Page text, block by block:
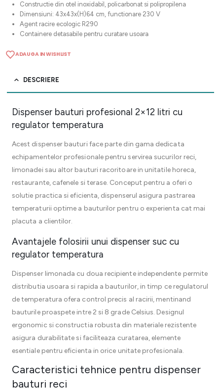
Constructie din otel inoxidabil, policarbonat si polipropilena
Dimensiuni: 43x43x(H)64 cm, functionare 230 V
Agent racire ecologic R290
Containere detasabile pentru curatare usoara
ADAUGA IN WISHLIST
DESCRIERE
Dispenser bauturi profesional 2×12 litri cu
regulator temperatura
Acest dispenser bauturi face parte din gama dedicata
echipamentelor profesionale pentru servirea sucurilor reci,
limonadei sau altor bauturi racoritoare in unitatile horeca,
restaurante, cafenele si terase. Conceput pentru a oferi o
solutie practica si eficienta, dispenserul asigura pastrarea
temperaturii optime a bauturilor pentru o experienta cat mai
placuta a clientilor.
Avantajele folosirii unui dispenser suc cu
regulator temperatura
Dispenser limonada cu doua recipiente independente permite
distributia usoara si rapida a bauturilor, in timp ce regulatorul
de temperatura ofera control precis al racirii, mentinand
bauturile proaspete intre 2 si 8 grade Celsius. Designul
ergonomic si constructia robusta din materiale rezistente
asigura durabilitate si faciliteaza curatarea, elemente
esentiale pentru eficienta in orice unitate profesionala.
Caracteristici tehnice pentru dispenser
bauturi reci